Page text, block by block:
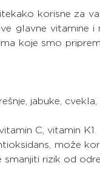
korisne za
glavne vitamine i
koje smo
jabuke,
C, vitamin K1.
može
rizik od